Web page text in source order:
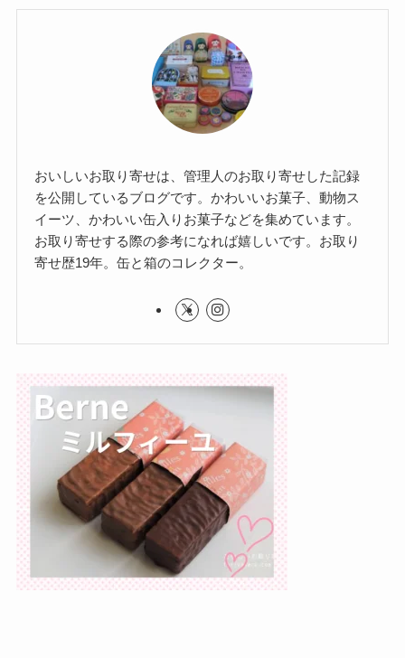
おいしいお取り寄せは、管理人のお取り寄せした記録
を公開しているブログです。かわいいお菓子、動物ス
イーツ、かわいい缶入りお菓子などを集めています。
お取り寄せする際の参考になれば嬉しいです。お取り
寄せ歴19年。缶と箱のコレクター。